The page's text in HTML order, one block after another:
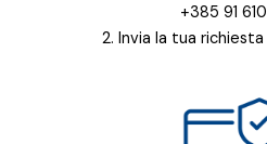
+385 91
2. Invia la tua